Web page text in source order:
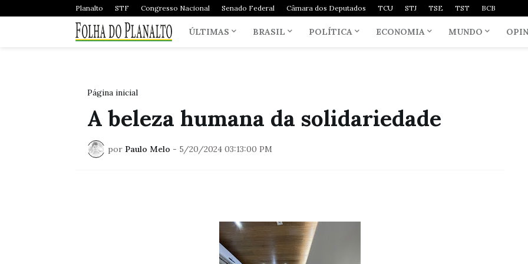
Planalto STF Congresso Nacional Senado Federal Câmara dos Deputados TCU STJ TSE TST BCB
ÚLTIMAS BRASIL POLÍTICA ECONOMIA MUNDO
Página inicial
A beleza humana da solidariedade
por Paulo Melo - 5/20/2024 03:13:00 PM